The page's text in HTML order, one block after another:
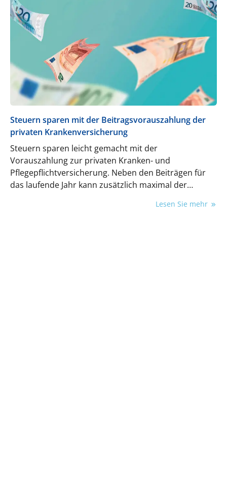
Steuern sparen mit der Beitragsvorauszahlung der
privaten Krankenversicherung
Steuern sparen leicht gemacht mit der
Vorauszahlung zur privaten Kranken- und
Pflegepflichtversicherung. Neben den Beiträgen für
das laufende Jahr kann zusätzlich maximal der
Lesen Sie mehr